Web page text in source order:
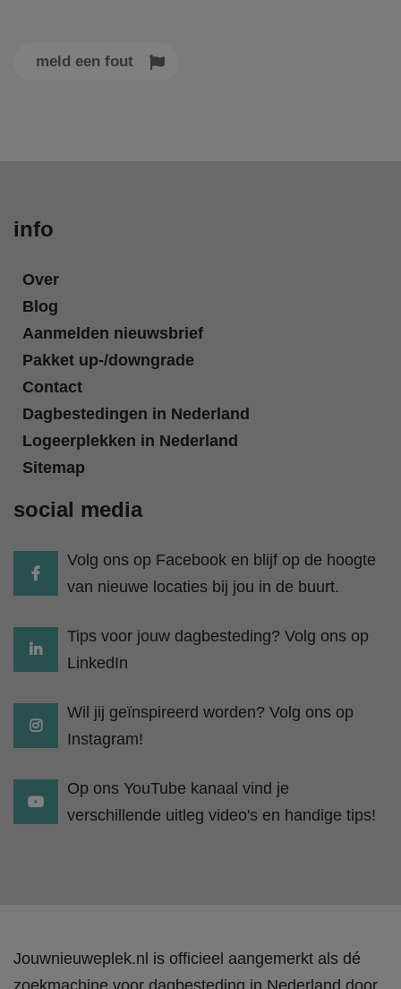
meld een fout
info
Over
Blog
Aanmelden nieuwsbrief
Pakket up-/downgrade
Contact
Dagbestedingen in Nederland
Logeerplekken in Nederland
Sitemap
social media
Volg ons op Facebook en blijf op de hoogte
van nieuwe locaties bij jou in de buurt.
Tips voor jouw dagbesteding? Volg ons op
LinkedIn
Wil jij geïnspireerd worden? Volg ons op
Instagram!
Op ons YouTube kanaal vind je
verschillende uitleg video's en handige tips!
Jouwnieuweplek.nl is officieel aangemerkt als dé
zoekmachine voor dagbesteding in Nederland door